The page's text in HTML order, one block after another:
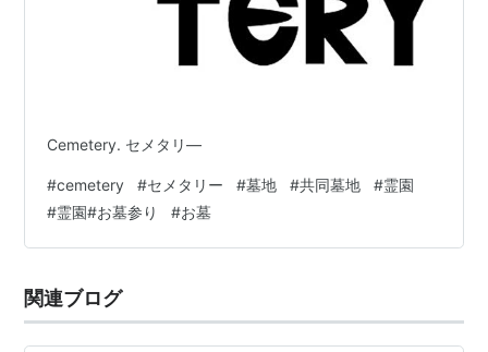
Cemetery. セメタリ―
#cemetery #セメタリー #墓地 #共同墓地 #霊園
#霊園#お墓参り #お墓
関連ブログ